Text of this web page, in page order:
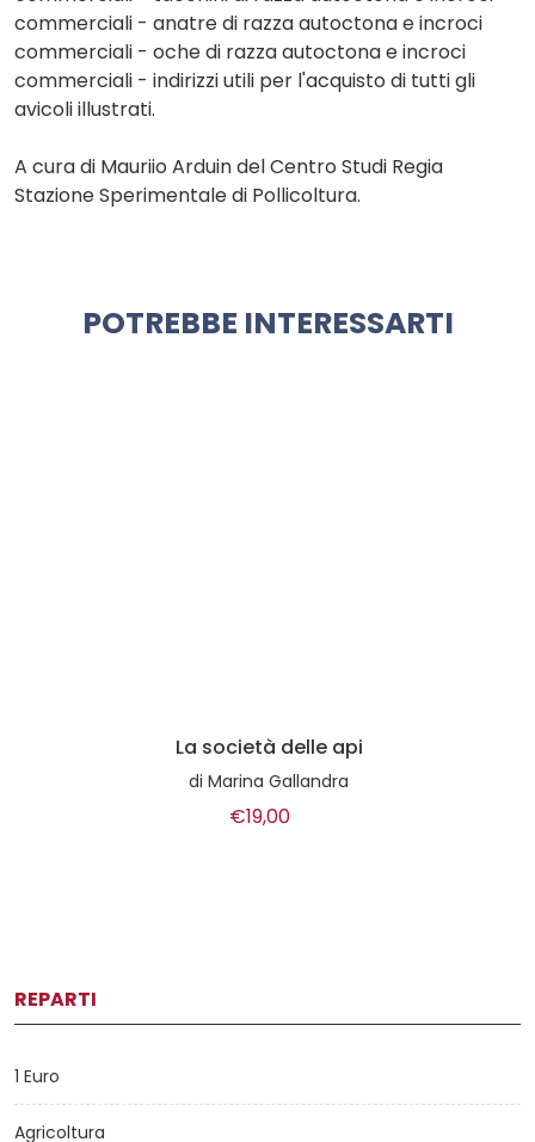
commerciali - anatre di razza autoctona e incroci
commerciali - oche di razza autoctona e incroci
commerciali - indirizzi utili per l'acquisto di tutti gli
avicoli illustrati.
A cura di Mauriio Arduin del Centro Studi Regia
Stazione Sperimentale di Pollicoltura.
POTREBBE INTERESSARTI
La società delle api
di Marina Gallandra
€19,00
REPARTI
1 Euro
Agricoltura